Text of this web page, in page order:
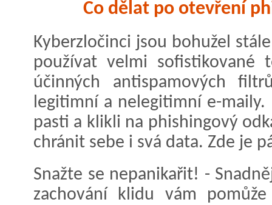
Co dělat po otevření
Kyberzločinci jsou bohužel
používat velmi sofistikované
účinných antispamových
legitimní a nelegitimní e-
pasti a klikli na phishingový
chránit sebe i svá data. Zde je
Snažte se nepanikařit! -
zachování klidu vám